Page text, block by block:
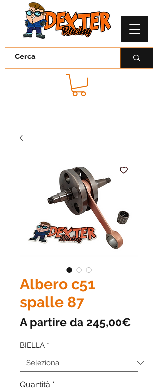
Albero c51
spalle 87
A partire da 245,00€
BIELLA *
Quantità *